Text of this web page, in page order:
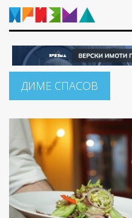
ДИМЕ СПАСОВ